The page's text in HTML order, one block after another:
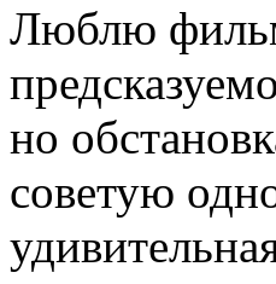
Люблю
но
советую